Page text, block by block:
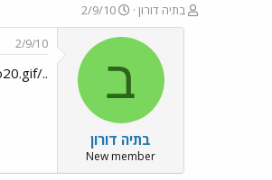
פ
ו
בתיה דורון
פ
ו
ר
ם
ב
א
ר
י
ך
2/9/10
ב
בתיה דורון
New member
2/9/10
../images/Emo20.gif../images/Emo221.gif../images/Emo20.gif../images/Emo221.gif../images/Emo20.gif לילה טוב לכולם